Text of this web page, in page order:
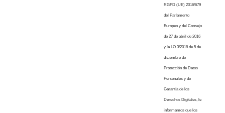
RGPD (UE) 2016/679
del Parlamento
Europeo y del Consejo
de 27 de abril de 2016
y la LO 3/2018 de 5 de
diciembre de
Protección de Datos
Personales y de
Garantía de los
Derechos Digitales, le
informamos que los